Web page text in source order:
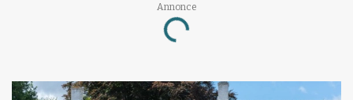
Annonce
Loading...